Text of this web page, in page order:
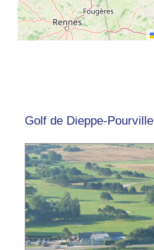
Golf de Dieppe-Pourville